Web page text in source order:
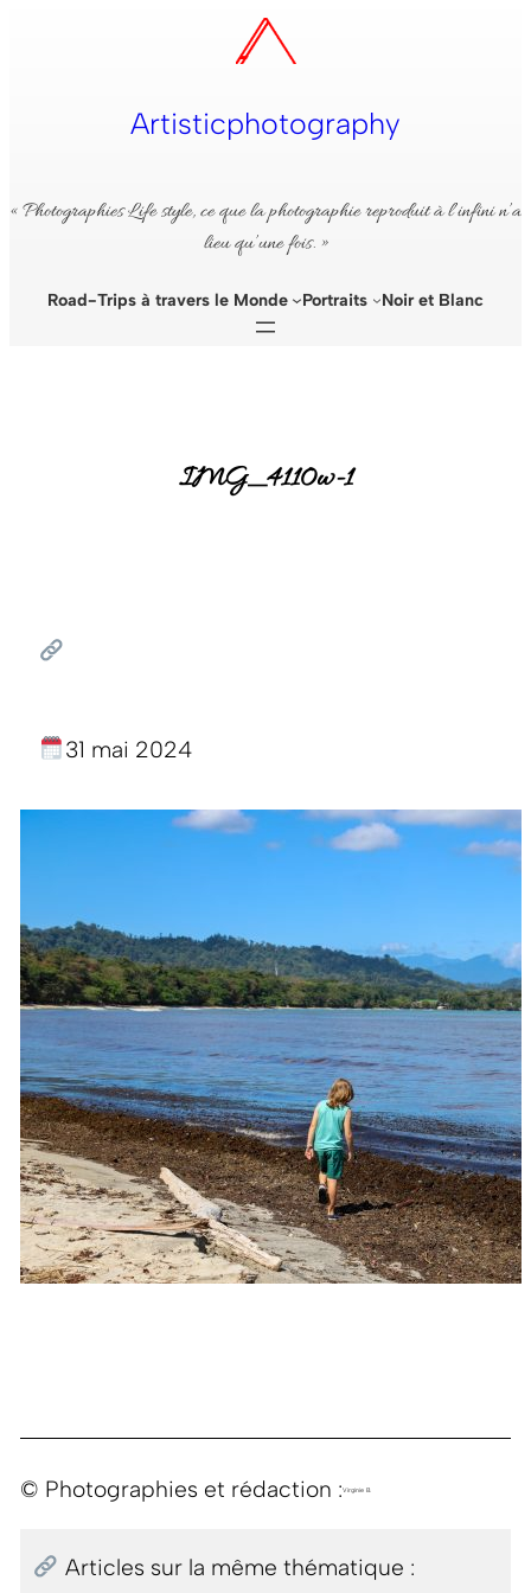
Artisticphotography
« Photographies Life style, ce que la photographie reproduit à l’infini n’a
lieu qu’une fois. »
Road-Trips à travers le Monde Portraits Noir et Blanc
IMG_4110w-1
31 mai 2024
© Photographies et rédaction :Virginie B.
Articles sur la même thématique :